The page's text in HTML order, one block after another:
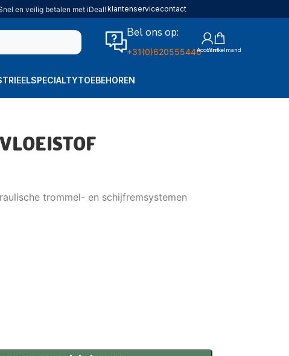
en veilig betalen met iDeal!klantenservicecontact
Bel ons op:
+31(0)620555446
SPECIALTYTOEBEHOREN
trommel- en schijfremsystemen